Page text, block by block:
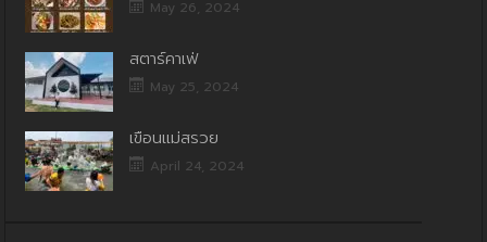
May 26, 2024
สตาร์คาเฟ่
May 25, 2024
เขื่อนแม่สรวย
April 24, 2024